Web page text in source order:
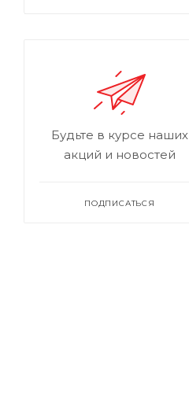
Будьте в курсе наших
акций и новостей
ПОДПИСАТЬСЯ